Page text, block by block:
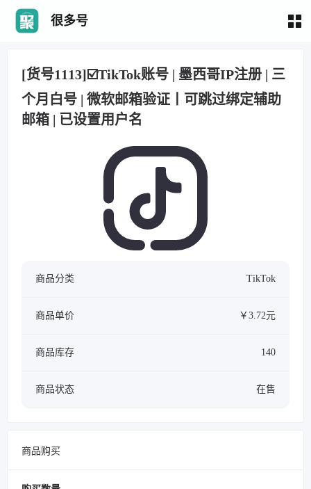
很多号
[货号1113]☑️TikTok账号 | 墨西哥IP注册 | 三
个月白号 | 微软邮箱验证丨可跳过绑定辅助
邮箱 | 已设置用户名
商品分类 TikTok
商品单价 ￥3.72元
商品库存 140
商品状态 在售
商品购买